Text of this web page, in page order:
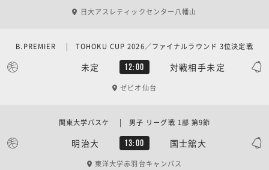
日大アスレティックセンター八幡山
未定 12:00 対戦相手未定
B.PREMIER | TOHOKU CUP 2026／ファイナルラウンド 3位決定戦
ゼビオ仙台
明治大 13:00 国士舘大
関東大学バスケ | 男子 リーグ戦 1部 第9節
東洋大学赤羽台キャンパス